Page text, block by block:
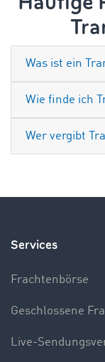
Was ist ein
Wie finde ich
Wer vergibt
Services
Frachtenbörse
Geschlossene
Live-